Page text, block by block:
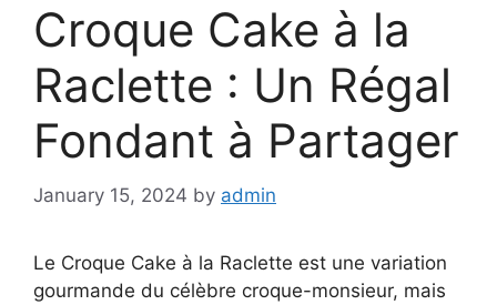
Croque Cake à la
Raclette : Un Régal
Fondant à Partager
January 15, 2024 by admin
Le Croque Cake à la Raclette est une variation
gourmande du célèbre croque-monsieur, mais